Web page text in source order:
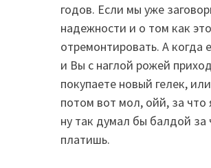
годов. Если мы уже
надежности и о том как
отремонтировать. А когда
и Вы с наглой рожей
покупаете новый гелек,
потом вот мол, ойй, за что
ну так думал бы балдой за
платишь.